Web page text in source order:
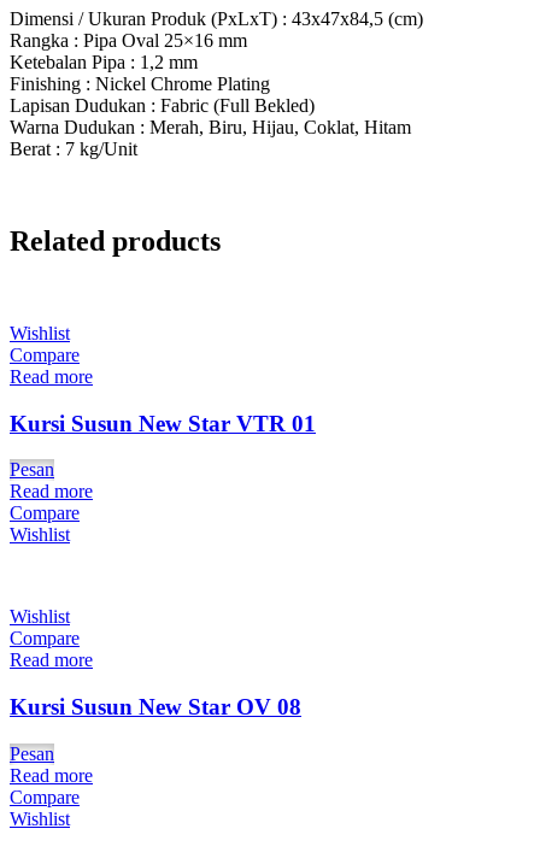
Dimensi / Ukuran Produk (PxLxT) : 43x47x84,5 (cm)
Rangka : Pipa Oval 25×16 mm
Ketebalan Pipa : 1,2 mm
Finishing : Nickel Chrome Plating
Lapisan Dudukan : Fabric (Full Bekled)
Warna Dudukan : Merah, Biru, Hijau, Coklat, Hitam
Berat : 7 kg/Unit
Related products
Wishlist
Compare
Read more
Kursi Susun New Star VTR 01
Pesan
Read more
Compare
Wishlist
Wishlist
Compare
Read more
Kursi Susun New Star OV 08
Pesan
Read more
Compare
Wishlist